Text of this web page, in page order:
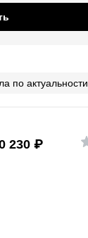
по актуальности
230 ₽